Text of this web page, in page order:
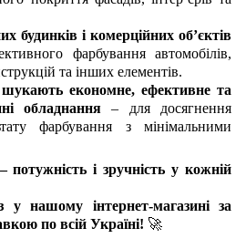
будинків і комерційних об’єктів
фарбування автомобілів,
та інших елементів.
шукають економне, ефективне та
обладнання – для досягнення
фарбування з мінімальними
потужність і зручність у кожній
у нашому інтернет-магазині за
по всій Україні! 🚀